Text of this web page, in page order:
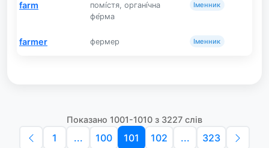
farm
помі́стя, органі́чна
фе́рма
Іменник
farmer фермер Іменник
Показано 1001-1010 з 3227 слів
1 ... 100 101 102 ... 323